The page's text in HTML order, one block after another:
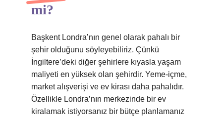
mi?
Başkent Londra’nın genel olarak pahalı bir
şehir olduğunu söyleyebiliriz. Çünkü
İngiltere’deki diğer şehirlere kıyasla yaşam
maliyeti en yüksek olan şehirdir. Yeme-içme,
market alışverişi ve ev kirası daha pahalıdır.
Özellikle Londra’nın merkezinde bir ev
kiralamak istiyorsanız bir bütçe planlamanız